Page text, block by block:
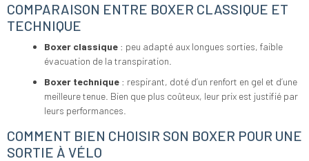
COMPARAISON ENTRE BOXER CLASSIQUE ET
TECHNIQUE
Boxer classique : peu adapté aux longues sorties, faible
évacuation de la transpiration.
Boxer technique : respirant, doté d’un renfort en gel et d’une
meilleure tenue. Bien que plus coûteux, leur prix est justifié par
leurs performances.
COMMENT BIEN CHOISIR SON BOXER POUR UNE
SORTIE À VÉLO